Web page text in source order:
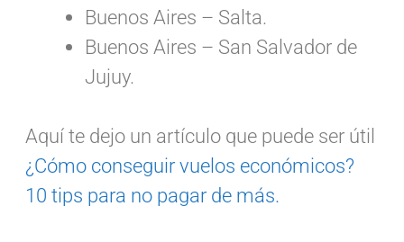
Buenos Aires – Salta.
Buenos Aires – San Salvador de
Jujuy.
Aquí te dejo un artículo que puede ser útil
¿Cómo conseguir vuelos económicos?
10 tips para no pagar de más.